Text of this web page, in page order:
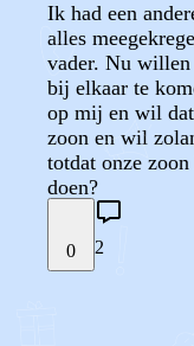
Ik had een
alles
vader. Nu
bij elkaar te
op mij en wil
zoon en wil
totdat onze
doen?
0 2